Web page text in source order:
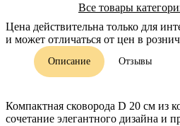
Все товары
Цена действительна только для
и может отличаться от цен в
Описание Отзывы
Компактная сковорода D 20 см из
сочетание элегантного дизайна и